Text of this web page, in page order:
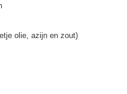
olie, azijn en zout)